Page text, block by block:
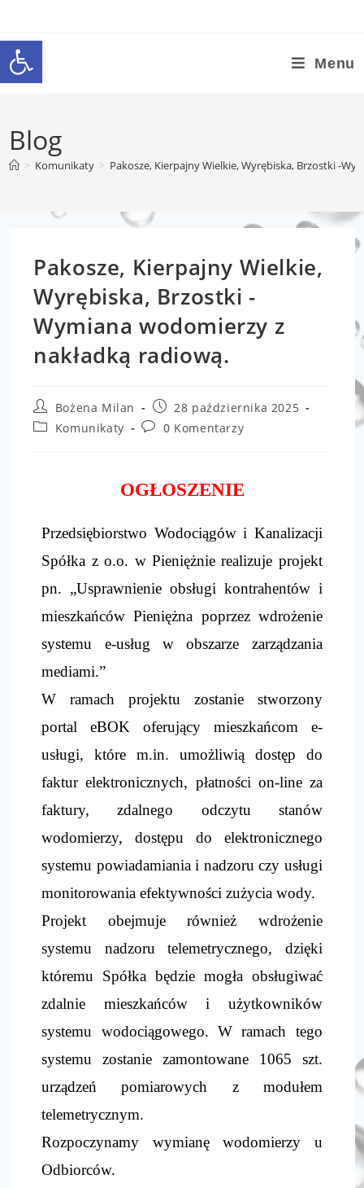
Otwórz pasek narzędzi Menu
Blog
> Komunikaty > Pakosze, Kierpajny Wielkie, Wyrębiska, Brzostki -
Pakosze, Kierpajny Wielkie,
Wyrębiska, Brzostki -
Wymiana wodomierzy z
nakładką radiową.
Bożena Milan
28 października 2025
Komunikaty
0 Komentarzy
OGŁOSZENIE
Przedsiębiorstwo Wodociągów i Kanalizacji
Spółka z o.o. w Pieniężnie realizuje projekt
pn. „Usprawnienie obsługi kontrahentów i
mieszkańców Pieniężna poprzez wdrożenie
systemu e-usług w obszarze zarządzania
mediami.”
W ramach projektu zostanie stworzony
portal eBOK oferujący mieszkańcom e-
usługi, które m.in. umożliwią dostęp do
faktur elektronicznych, płatności on-line za
faktury, zdalnego odczytu stanów
wodomierzy, dostępu do elektronicznego
systemu powiadamiania i nadzoru czy usługi
monitorowania efektywności zużycia wody.
Projekt obejmuje również wdrożenie
systemu nadzoru telemetrycznego, dzięki
któremu Spółka będzie mogła obsługiwać
zdalnie mieszkańców i użytkowników
systemu wodociągowego. W ramach tego
systemu zostanie zamontowane 1065 szt.
urządzeń pomiarowych z modułem
telemetrycznym.
Rozpoczynamy wymianę wodomierzy u
Odbiorców.